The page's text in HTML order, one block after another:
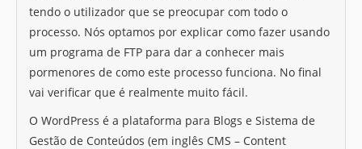
tendo o utilizador que se preocupar com todo o
processo. Nós optamos por explicar como fazer usando
um programa de FTP para dar a conhecer mais
pormenores de como este processo funciona. No final
vai verificar que é realmente muito fácil.
O WordPress é a plataforma para Blogs e Sistema de
Gestão de Conteúdos (em inglês CMS – Content